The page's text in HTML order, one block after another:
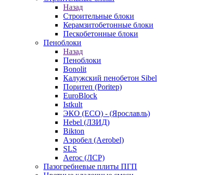
Назад
Строительные блоки
Керамзитобетонные блоки
Пескобетонные блоки
Пеноблоки
Назад
Пеноблоки
Bonolit
Калужский пенобетон Sibel
Поритеп (Poritep)
EuroBlock
Istkult
ЭКО (ECO) - (Ярославль)
Hebel (ЛЗИД)
Bikton
Аэробел (Aerobel)
SLS
Aeroc (ЛСР)
Пазогребневые плиты ПГП